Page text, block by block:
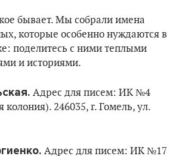
бывает. Мы собрали имена
которые особенно нуждаются в
поделитесь с ними теплыми
и историями.
Адрес для писем: ИК №4
колония). 246035, г. Гомель, ул.
Адрес для писем: ИК №17